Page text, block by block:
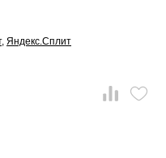
, Яндекс.Сплит